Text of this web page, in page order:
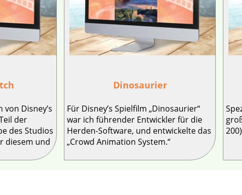
Disney’s
der
des Studios
diesem und
Dinosaurier
Für Disney’s Spielfilm „Dinosaurier“
war ich führender Entwickler für die
Herden-Software, und entwickelte das
„Crowd Animation System.“